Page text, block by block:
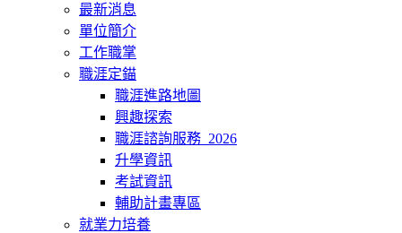
最新消息
單位簡介
工作職掌
職涯定錨
職涯進路地圖
興趣探索
職涯諮詢服務_2026
升學資訊
考試資訊
輔助計畫專區
就業力培養